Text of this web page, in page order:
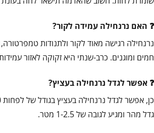
האם נרנחילה עמידה לקור?
נרנחילה רגישה מאוד לקור ולתנודות
חמים ומוגנים. כרב-שנתי היא זקוקה לאזור עמידות 11
אפשר לגדל נרנחילה בעציץ?
גדל מהר ומגיע לגובה של 1-2.5 מטר.